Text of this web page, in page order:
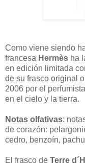
Como viene siendo
francesa Hermès ha
en edición limitada
de su frasco original
2006 por el
en el cielo y la tierra.
Notas olfativas:
de corazón:
cedro, benzoín,
El frasco de Terre